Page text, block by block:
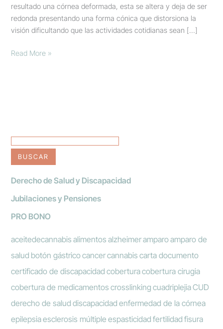
resultado una córnea deformada, esta se altera y deja de ser
redonda presentando una forma cónica que distorsiona la
visión dificultando que las actividades cotidianas sean […]
Read More »
BUSCAR
Derecho de Salud y Discapacidad
Jubilaciones y Pensiones
PRO BONO
aceitedecannabis alimentos alzheimeramparoamparo de
salud botón gástricocancercannabis carta documento
certificado de discapacidad coberturacobertura cirugia
cobertura de medicamentos crosslinking cuadriplejiaCUD
derecho de salud discapacidad enfermedad de la córnea
epilepsiaesclerosis múltiple espasticidad fertilidad fisura